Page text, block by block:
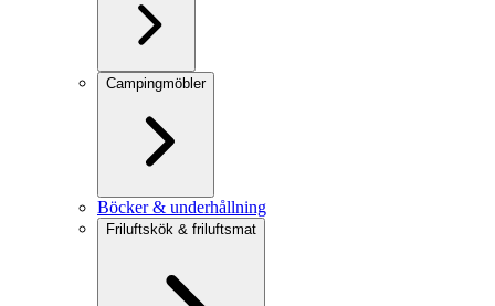
Campingmöbler
Böcker & underhållning
Friluftskök & friluftsmat